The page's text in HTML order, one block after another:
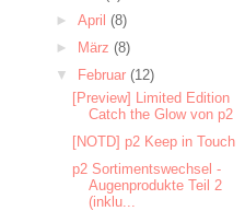
► April (8)
►
März (8)
▼
Februar (12)
[Preview] Limited Edition
Catch the Glow von p2
[NOTD] p2 Keep in Touch
p2 Sortimentswechsel -
Augenprodukte Teil 2
(inklu...